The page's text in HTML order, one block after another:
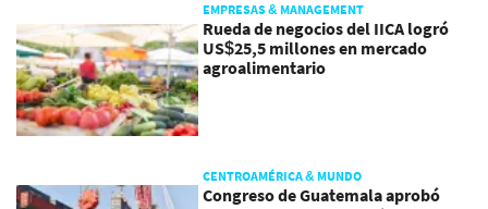
EMPRESAS & MANAGEMENT
Rueda de negocios del IICA logró
US$25,5 millones en mercado
agroalimentario
CENTROAMÉRICA & MUNDO
Congreso de Guatemala aprobó